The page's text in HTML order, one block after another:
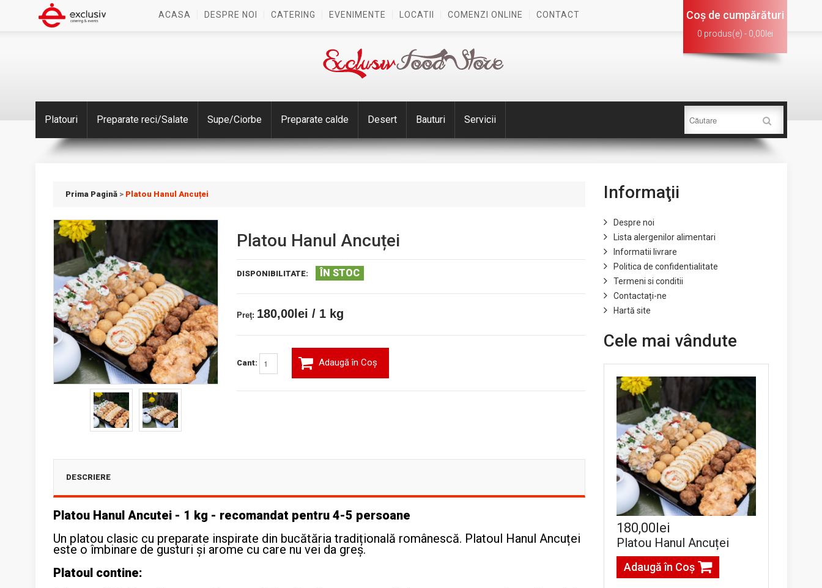
Coş de cumpărături
0 produs(e) - 0,00lei
ACASA DESPRE NOI CATERING EVENIMENTE LOCATII COMENZI ONLINE CONTACT
Platouri Preparate reci/Salate Supe/Ciorbe Preparate calde Desert Bauturi Servicii
Prima Pagină > Platou Hanul Ancuței
Platou Hanul Ancuței
DISPONIBILITATE: ÎN STOC
Preţ: 180,00lei / 1 kg
Cant: Adaugă în Coş
DESCRIERE
Platou Hanul Ancutei - 1 kg - recomandat pentru 4-5 persoane
Un platou clasic cu preparate inspirate din bucătăria tradițională românescă. Platoul Hanul Ancuței
este o îmbinare de gusturi și arome cu care nu vei da greș.
Platoul contine:
Informaţii
Despre noi
Lista alergenilor alimentari
Informatii livrare
Politica de confidentialitate
Termeni si conditii
Contactați-ne
Hartă site
Cele mai vândute
180,00lei
Platou Hanul Ancuței
Adaugă în Coş